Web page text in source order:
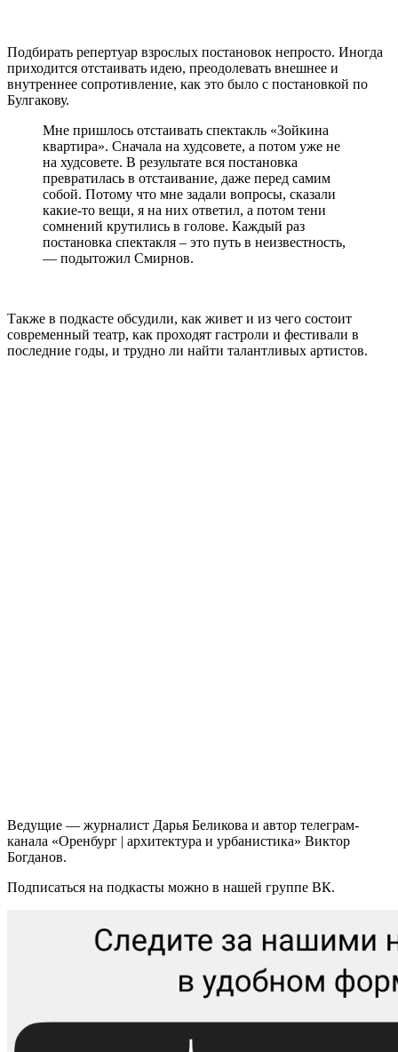
Подбирать репертуар взрослых постановок непросто. Иногда
приходится отстаивать идею, преодолевать внешнее и
внутреннее сопротивление, как это было с постановкой по
Булгакову.
Мне пришлось отстаивать спектакль «Зойкина
квартира». Сначала на худсовете, а потом уже не
на худсовете. В результате вся постановка
превратилась в отстаивание, даже перед самим
собой. Потому что мне задали вопросы, сказали
какие-то вещи, я на них ответил, а потом тени
сомнений крутились в голове. Каждый раз
постановка спектакля – это путь в неизвестность,
— подытожил Смирнов.
Также в подкасте обсудили, как живет и из чего состоит
современный театр, как проходят гастроли и фестивали в
последние годы, и трудно ли найти талантливых артистов.
Ведущие — журналист Дарья Беликова и автор телеграм-
канала «Оренбург | архитектура и урбанистика» Виктор
Богданов.
Подписаться на подкасты можно в нашей группе ВК.